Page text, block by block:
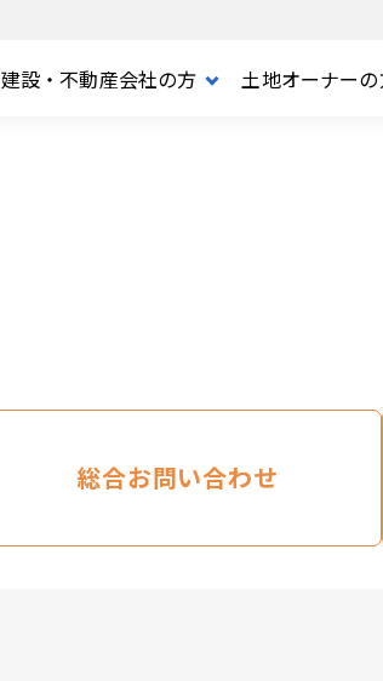
建設・不動産会社の方 土地オーナー
総合お問い合わせ